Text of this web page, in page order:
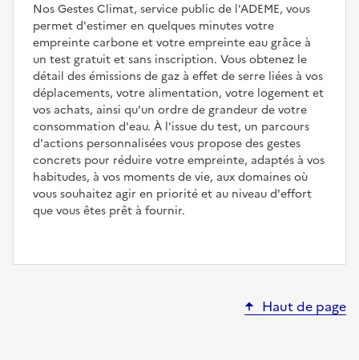
Nos Gestes Climat, service public de l'ADEME, vous
permet d'estimer en quelques minutes votre
empreinte carbone et votre empreinte eau grâce à
un test gratuit et sans inscription. Vous obtenez le
détail des émissions de gaz à effet de serre liées à vos
déplacements, votre alimentation, votre logement et
vos achats, ainsi qu'un ordre de grandeur de votre
consommation d'eau. À l'issue du test, un parcours
d'actions personnalisées vous propose des gestes
concrets pour réduire votre empreinte, adaptés à vos
habitudes, à vos moments de vie, aux domaines où
vous souhaitez agir en priorité et au niveau d'effort
que vous êtes prêt à fournir.
Haut de page